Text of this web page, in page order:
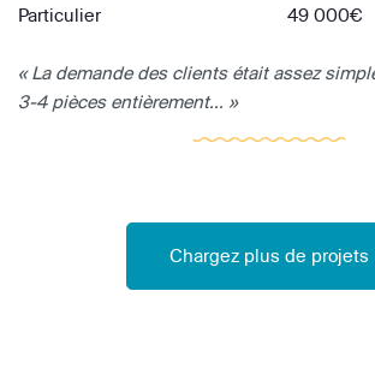
Particulier
49 000€
« La demande des clients était assez
3-4 pièces entièrement... »
Chargez plus de projets